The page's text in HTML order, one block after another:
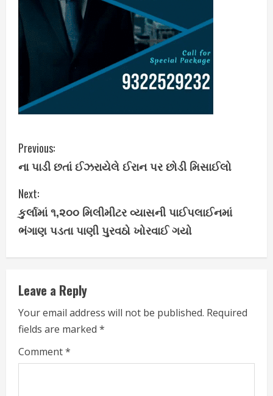
C
o
n
t
i
n
u
e
R
Previous:
ના પાડી છતાં ઈઝરાયેલે ઈરાન પર છોડી મિસાઈલો
Next:
કુર્લામાં ૧,૨૦૦ મિલીમીટર વ્યાસની પાઈપલાઈનમાં
ભંગાણ પડતા પાણી પુરવઠો ખોરવાઈ ગયો
Leave a Reply
Your email address will not be published. Required
fields are marked *
Comment*